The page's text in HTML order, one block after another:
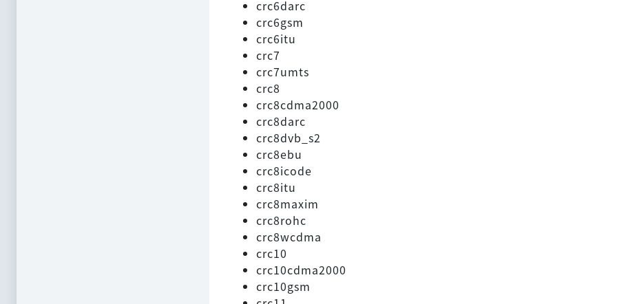
crc6darc
crc6gsm
crc6itu
crc7
crc7umts
crc8
crc8cdma2000
crc8darc
crc8dvb_s2
crc8ebu
crc8icode
crc8itu
crc8maxim
crc8rohc
crc8wcdma
crc10
crc10cdma2000
crc10gsm